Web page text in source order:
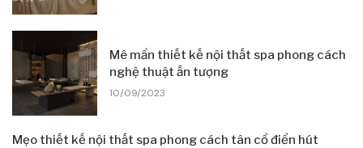
Mê mẩn thiết kế nội thất spa phong cách
nghệ thuật ấn tượng
10/09/2023
Mẹo thiết kế nội thất spa phong cách tân cổ điển hút